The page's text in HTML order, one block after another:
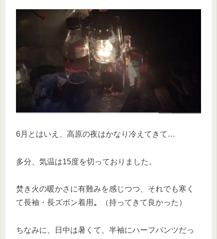
6月とはいえ、高原の夜はかなり冷えてきて…
多分、気温は15度を切っておりました。
焚き火の暖かさに有難みを感じつつ、それでも寒く
て長袖・長ズボン着用 。 （持ってきて良かった）
ちなみに、日中は暑くて、半袖にハーフパンツだっ